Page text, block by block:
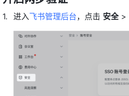
进入飞书管理后台，点击 安全 >